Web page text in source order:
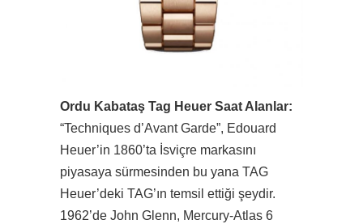
Ordu Kabataş Tag Heuer Saat Alanlar:
“Techniques d’Avant Garde”, Edouard
Heuer’in 1860’ta İsviçre markasını
piyasaya sürmesinden bu yana TAG
Heuer’deki TAG’ın temsil ettiği şeydir.
1962’de John Glenn, Mercury-Atlas 6